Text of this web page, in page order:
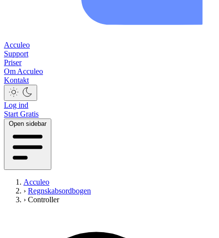
Acculeo
Support
Priser
Om Acculeo
Kontakt
Log ind
Start Gratis
Open sidebar
Acculeo
› Regnskabsordbogen
› Controller